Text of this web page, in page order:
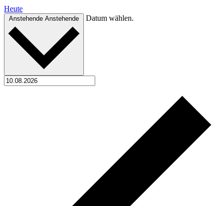
Heute
Anstehende Anstehende Datum wählen.